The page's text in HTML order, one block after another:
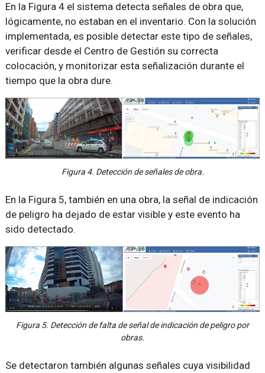
En la Figura 4 el sistema detecta señales de obra que,
lógicamente, no estaban en el inventario. Con la solución
implementada, es posible detectar este tipo de señales,
verificar desde el Centro de Gestión su correcta
colocación, y monitorizar esta señalización durante el
tiempo que la obra dure.
Figura 4. Detección de señales de obra.
En la Figura 5, también en una obra, la señal de indicación
de peligro ha dejado de estar visible y este evento ha
sido detectado.
Figura 5. Detección de falta de señal de indicación de peligro por
obras.
Se detectaron también algunas señales cuya visibilidad